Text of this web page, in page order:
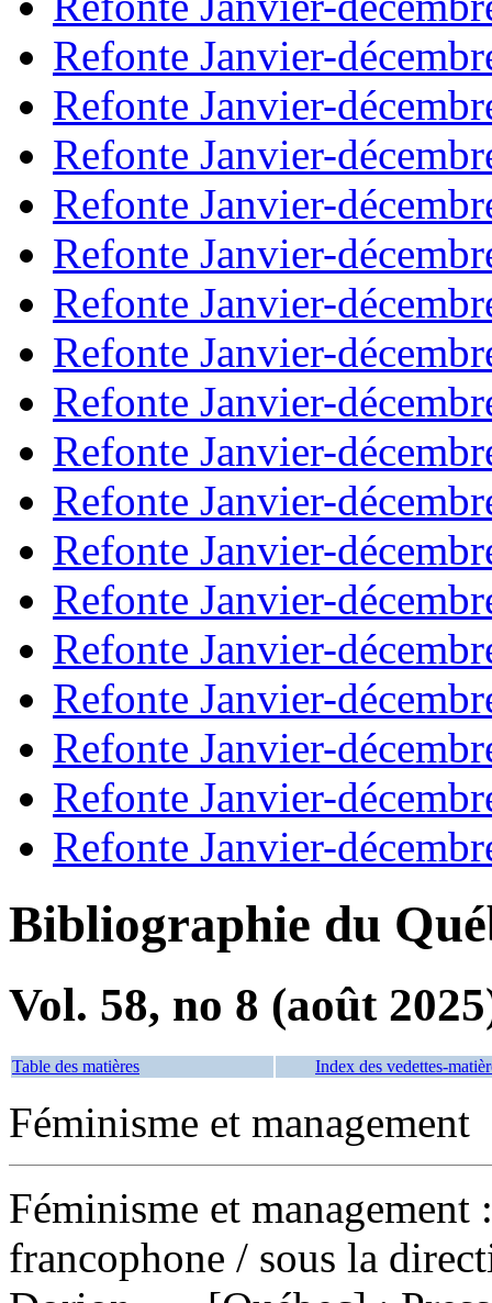
Refonte Janvier-
Refonte Janvier-
Refonte Janvier-
Refonte Janvier-
Refonte Janvier-
Refonte Janvier-
Refonte Janvier-
Refonte Janvier-
Refonte Janvier-
Refonte Janvier-
Refonte Janvier-
Refonte Janvier-
Refonte Janvier-
Refonte Janvier-
Refonte Janvier-
Refonte Janvier-
Refonte Janvier-
Bibliographie du
Vol. 58, no 8 (août
Table des matières Index des vedettes-
Féminisme et management
Féminisme et management
francophone / sous la